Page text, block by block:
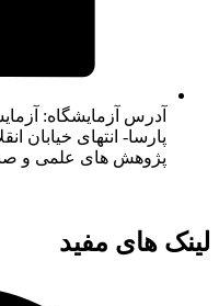
آدرس آزمایشگاه:
پارسا- انتهای خیابان
پژوهش های علمی و
لینک های مفید